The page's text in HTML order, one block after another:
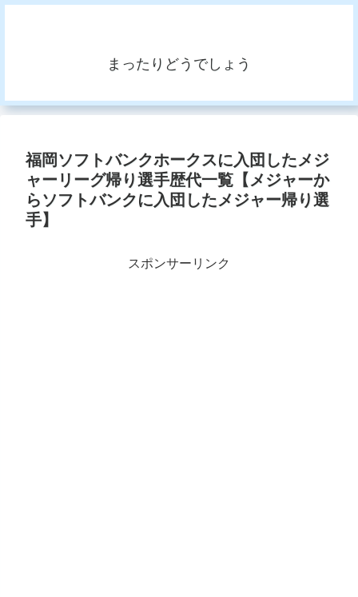
まったりどうでしょう
福岡ソフトバンクホークスに入団したメジ
ャーリーグ帰り選手歴代一覧【メジャーか
らソフトバンクに入団したメジャー帰り選
手】
スポンサーリンク